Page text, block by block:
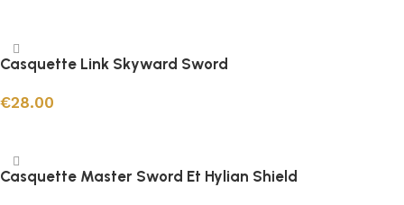
Casquette Link Skyward Sword
€28.00
Casquette Master Sword Et Hylian Shield